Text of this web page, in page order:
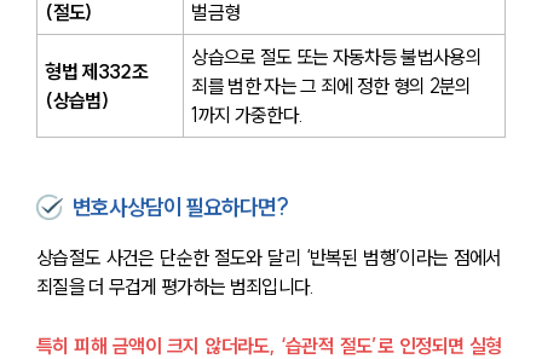
(절도)
벌금형
형법 제332조
(상습범)
상습으로 절도 또는 자동차등 불법사용의
죄를 범한 자는 그 죄에 정한 형의 2분의
1까지 가중한다.
변호사상담이 필요하다면?
상습절도 사건은 단순한 절도와 달리 ‘반복된 범행’이라는 점에서
죄질을 더 무겁게 평가하는 범죄입니다.
특히 피해 금액이 크지 않더라도, ‘습관적 절도’로 인정되면 실형